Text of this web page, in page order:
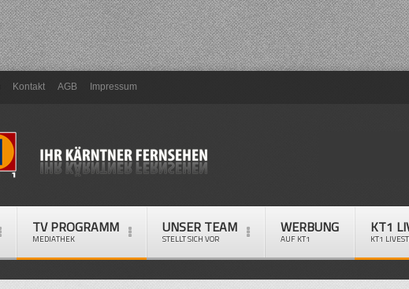
Kontakt AGB Impressum
TV PROGRAMM
MEDIATHEK
UNSER TEAM
STELLT SICH VOR
WERBUNG
AUF KT1
KT1
KT1